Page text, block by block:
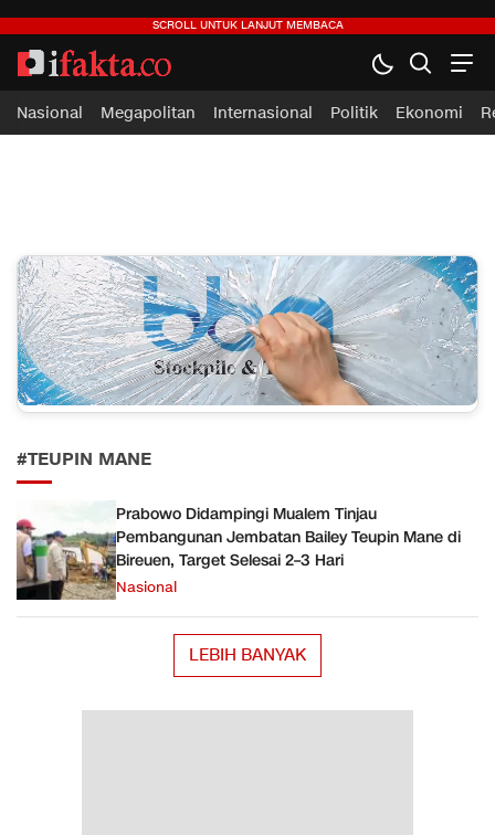
ifakta.co
#pastibenar
Nasional Megapolitan Internasional Politik Ekonomi
#TEUPIN MANE
Prabowo Didampingi Mualem Tinjau
Pembangunan Jembatan Bailey Teupin Mane di
Bireuen, Target Selesai 2–3 Hari
Nasional
LEBIH BANYAK